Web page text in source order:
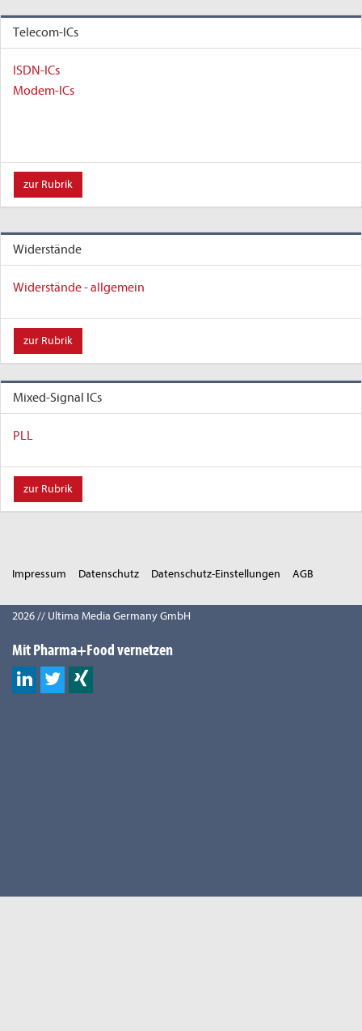
Telecom-ICs
ISDN-ICs
Modem-ICs
zur Rubrik
Widerstände
Widerstände - allgemein
zur Rubrik
Mixed-Signal ICs
PLL
zur Rubrik
Impressum Datenschutz Datenschutz-Einstellungen AGB
2026 // Ultima Media Germany GmbH
Mit Pharma+Food vernetzen